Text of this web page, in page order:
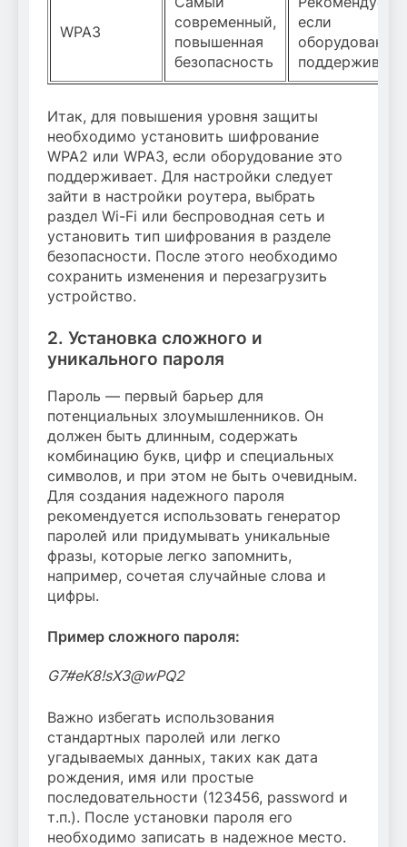
WPA3
современный,
повышенная
безопасность
если
оборудование
поддерживает
Итак, для повышения уровня защиты
необходимо установить шифрование
WPA2 или WPA3, если оборудование это
поддерживает. Для настройки следует
зайти в настройки роутера, выбрать
раздел Wi-Fi или беспроводная сеть и
установить тип шифрования в разделе
безопасности. После этого необходимо
сохранить изменения и перезагрузить
устройство.
2. Установка сложного и
уникального пароля
Пароль — первый барьер для
потенциальных злоумышленников. Он
должен быть длинным, содержать
комбинацию букв, цифр и специальных
символов, и при этом не быть очевидным.
Для создания надежного пароля
рекомендуется использовать генератор
паролей или придумывать уникальные
фразы, которые легко запомнить,
например, сочетая случайные слова и
цифры.
Пример сложного пароля:
G7#eK8!sX3@wPQ2
Важно избегать использования
стандартных паролей или легко
угадываемых данных, таких как дата
рождения, имя или простые
последовательности (123456, password и
т.п.). После установки пароля его
необходимо записать в надежное место.